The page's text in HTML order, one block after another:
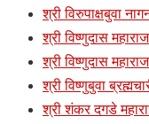
श्री विरुपाक्षबुवा
श्री विष्णुदास महाराज
श्री विष्णुदास
श्री विष्णुबुवा
श्री शंकर दगडे